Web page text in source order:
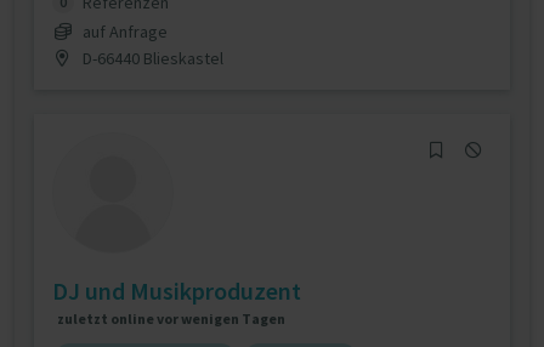
auf Anfrage
D-66440 Blieskastel
DJ und Musikproduzent
zuletzt online vor wenigen Tagen